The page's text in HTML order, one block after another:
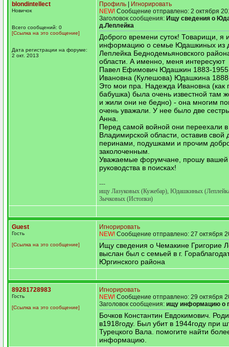
blondintellect
Новичок
Всего сообщений: 0
[Ссылка на это сообщение]
Дата регистрации на форуме:
2 окт. 2013
Профиль
Игнорировать
NEW! Сообщение отправлено: 2 октября
Заголовок сообщения: Ищу сведения о
д.Леплейка
Доброго времени суток! Товарищи, я
информацию о семье Юдашкиных из
Леплейка Беднодемьяновского
области. А именно, меня интересуют
Павел Ефимович Юдашкин 1883-
Ивановна (Кулешова) Юдашкина
Это мои пра. Надежда Ивановна (как
бабушка) была очень известной там
и жили они не бедно) - она многим
очень уважали. У нее было две
Анна.
Перед самой войной они переехали в
Владимирской области, оставив свой
перинами, подушками и прочим
заколоченным.
Уважаемые форумчане, прошу
руководства в поисках!
---
ищу Лазуковых (Кужебар), Юдашкиных
Зычковых (Истопки)
Guest
Гость
[Ссылка на это сообщение]
Игнорировать
NEW! Сообщение отправлено: 27 октября
Ищу сведения о Чемакине Григорие
выслан был с семьей в г.
Юргинского района
89281728983
Гость
[Ссылка на это сообщение]
Игнорировать
NEW! Сообщение отправлено: 29 октября
Заголовок сообщения: ищу информацию о
Бочков Константин Евдокимович.
в1918году. Был убит в 1944году при
Турецкого Вала. помогите найти
информацию.